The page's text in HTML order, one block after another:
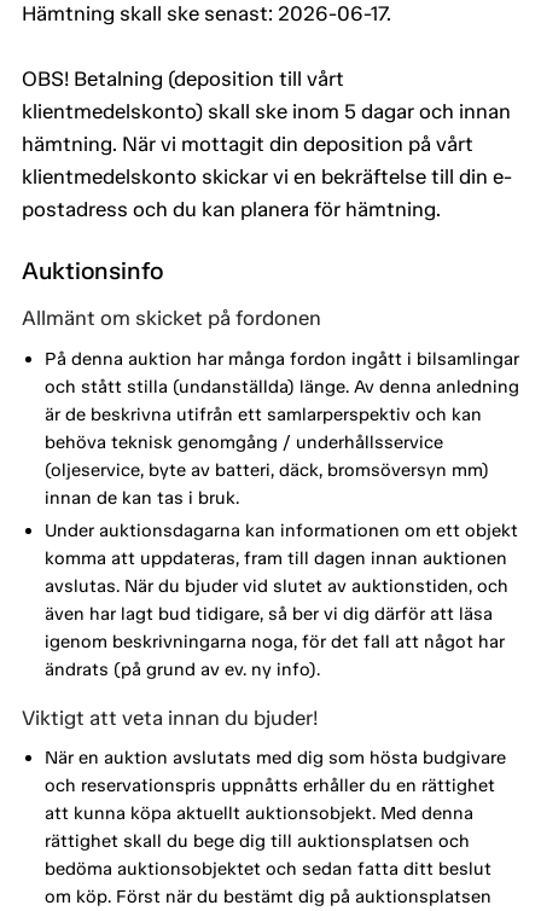
Hämtning skall ske senast: 2026-06-17.
OBS! Betalning (deposition till vårt
klientmedelskonto) skall ske inom 5 dagar och innan
hämtning. När vi mottagit din deposition på vårt
klientmedelskonto skickar vi en bekräftelse till din e-
postadress och du kan planera för hämtning.
Auktionsinfo
Allmänt om skicket på fordonen
På denna auktion har många fordon ingått i bilsamlingar
och stått stilla (undanställda) länge. Av denna anledning
är de beskrivna utifrån ett samlarperspektiv och kan
behöva teknisk genomgång / underhållsservice
(oljeservice, byte av batteri, däck, bromsöversyn mm)
innan de kan tas i bruk.
Under auktionsdagarna kan informationen om ett objekt
komma att uppdateras, fram till dagen innan auktionen
avslutas. När du bjuder vid slutet av auktionstiden, och
även har lagt bud tidigare, så ber vi dig därför att läsa
igenom beskrivningarna noga, för det fall att något har
ändrats (på grund av ev. ny info).
Viktigt att veta innan du bjuder!
När en auktion avslutats med dig som hösta budgivare
och reservationspris uppnåtts erhåller du en rättighet
att kunna köpa aktuellt auktionsobjekt. Med denna
rättighet skall du bege dig till auktionsplatsen och
bedöma auktionsobjektet och sedan fatta ditt beslut
om köp. Först när du bestämt dig på auktionsplatsen